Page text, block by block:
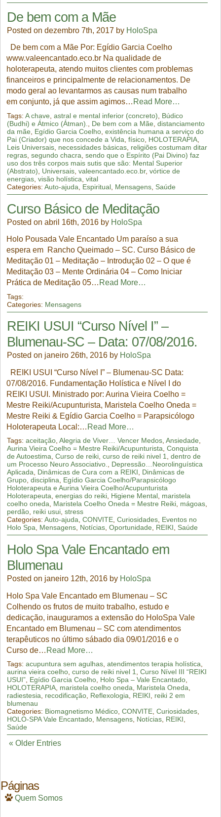
De bem com a Mãe
Posted on dezembro 7th, 2017 by HoloSpa
De bem com a Mãe Por: Egídio Garcia Coelho
www.valeencantado.eco.br Na qualidade de
holoterapeuta, atendo muitos clientes com problemas
financeiros e principalmente de relacionamentos. De
modo geral ao levantarmos as causas num trabalho
em conjunto, já que assim agimos… Read More…
Tags: A chave astral e mental inferior (concreto)
Búdico
(Budhi) e Átmico (Átman).
De bem com a Mãe distanciamento
da mãe
Egídio Garcia Coelho, existência humana a serviço do
Pai (Criador) que nos concede a Vida físico, HOLOTERAPIA,
Leis Universais, necessidades básicas, religiões costumam ditar
regras, segundo chacra sendo que o Espírito (Pai Divino) faz
uso dos três corpos mais sutis que são: Mental Superior
(Abstrato)
Universais, valeencantado.eco.br, vórtice de
energias, visão holística vital
Categories: Auto-ajuda Espiritual, Mensagens, Saúde
Curso Básico de Meditação
Posted on abril 16th, 2016 by HoloSpa
Holo Pousada Vale Encantado Um paraíso a sua
espera em Rancho Queimado – SC. Curso Básico de
Meditação 01 – Meditação – Introdução 02 – O que é
Meditação 03 – Mente Ordinária 04 – Como Iniciar
Prática de Meditação 05… Read More…
Tags:
Categories: Mensagens
REIKI USUI “Curso Nível I” –
Blumenau-SC – Data: 07/08/2016.
Posted on janeiro 26th, 2016 by HoloSpa
REIKI USUI “Curso Nível I” – Blumenau-SC Data:
07/08/2016. Fundamentação Holística e Nível I do
REIKI USUI. Ministrado por: Aurina Vieira Coelho =
Mestre Reiki/Acupunturista, Maristela Coelho Oneda =
Mestre Reiki & Egídio Garcia Coelho = Parapsicólogo
Holoterapeuta Local:… Read More…
Tags: aceitação, Alegria de Viver… Vencer Medos, Ansiedade,
Aurina Vieira Coelho = Mestre Reiki/Acupunturista, Conquista
de Autoestima, Curso de reiki, curso de reiki nivel 1, dentro de
um Processo Neuro Associativo., Depressão…Neorolinguística
Aplicada, Dinâmicas de Cura com a REIKI, Dinâmicas de
Grupo, disciplina, Egídio Garcia Coelho/Parapsicólogo
Holoterapeuta e Aurina Vieira Coelho/Acupunturista
Holoterapeuta, energias do reiki, Higiene Mental, maristela
coelho oneda, Maristela Coelho Oneda = Mestre Reiki, mágoas,
perdão, reiki usui, stress
Categories: Auto-ajuda, CONVITE, Curiosidades, Eventos no
Holo Spa, Mensagens, Notícias, Oportunidade, REIKI, Saúde
Holo Spa Vale Encantado em
Blumenau
Posted on janeiro 12th, 2016 by HoloSpa
Holo Spa Vale Encantado em Blumenau – SC
Colhendo os frutos de muito trabalho, estudo e
dedicação, inauguramos a extensão do HoloSpa Vale
Encantado em Blumenau – SC com atendimentos
terapêuticos no último sábado dia 09/01/2016 e o
Curso de… Read More…
Tags: acupuntura sem agulhas, atendimentos terapia holística
aurina vieira coelho, curso de reiki nivel 1
Curso Nível III “REIKI
USUI”, Egídio Garcia Coelho, Holo Spa – Vale Encantado,
HOLOTERAPIA, maristela coelho oneda Maristela Oneda
radiestesia
recodificação, Reflexologia REIKI
reiki 2 em
blumenau
Categories: Biomagnetismo Médico, CONVITE, Curiosidades,
HOLO-SPA Vale Encantado, Mensagens, Notícias, REIKI
Saúde
« Older Entries
Páginas
Quem Somos